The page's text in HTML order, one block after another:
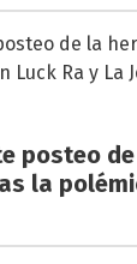
posteo
la